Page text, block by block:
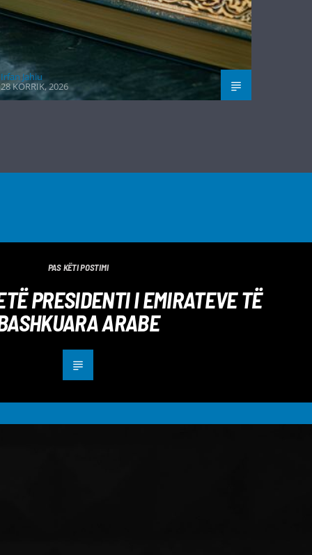
Irfan Jahiu
28 KORRIK, 2026
PAS KËTI POSTIMI
PRESIDENTI I EMIRATEVE TË
ARABE